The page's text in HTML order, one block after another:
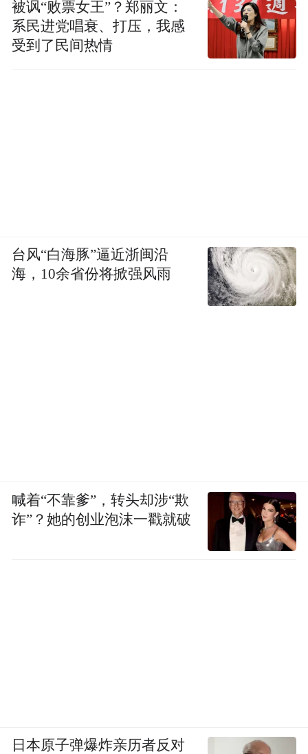
被讽“败票女王”？郑丽文：
系民进党唱衰、打压，我感
受到了民间热情
台风“白海豚”逼近浙闽沿
海，10余省份将掀强风雨
喊着“不靠爹”，转头却涉“欺
诈”？她的创业泡沫一戳就破
日本原子弹爆炸亲历者反对